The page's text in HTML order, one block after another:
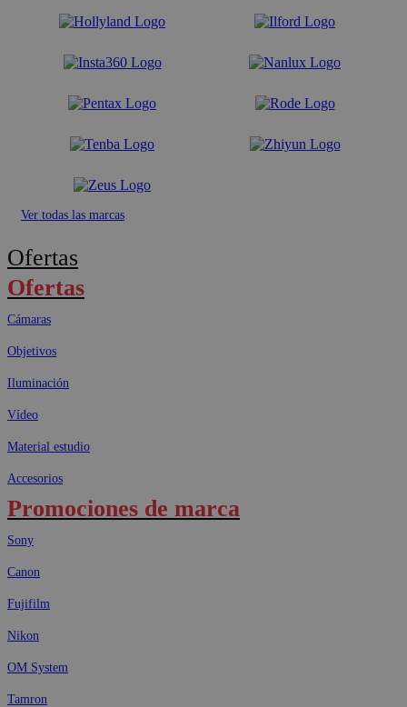
Ver todas las marcas
Ofertas
Ofertas
Cámaras
Objetivos
Iluminación
Vídeo
Material estudio
Accesorios
Promociones de marca
Sony
Canon
Fujifilm
Nikon
OM System
Tamron